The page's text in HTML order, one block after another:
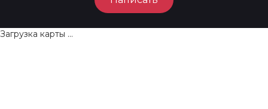
Загрузка карты ...